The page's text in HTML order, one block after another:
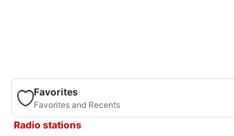
Favorites
Favorites and Recents
Radio stations